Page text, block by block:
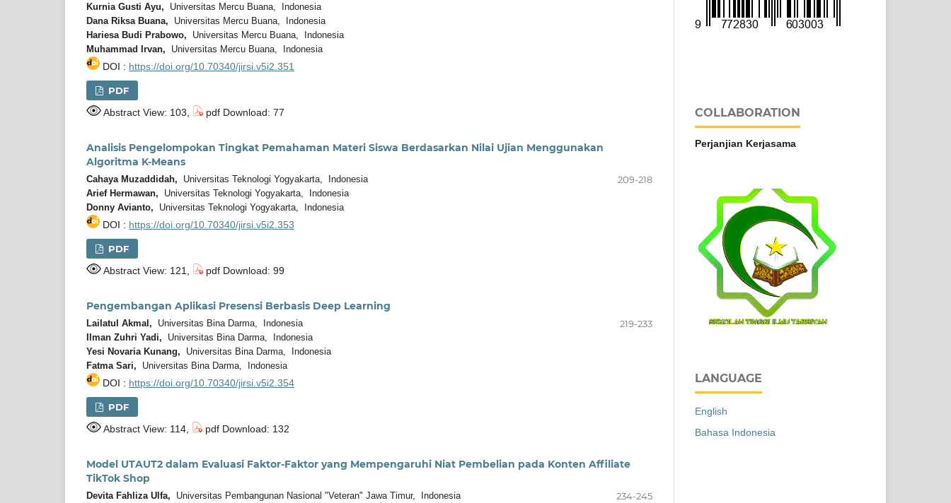
Kurnia Gusti Ayu, Universitas Mercu Buana, Indonesia
Dana Riksa Buana, Universitas Mercu Buana, Indonesia
Hariesa Budi Prabowo, Universitas Mercu Buana, Indonesia
Muhammad Irvan, Universitas Mercu Buana, Indonesia
DOI : https://doi.org/10.70340/jirsi.v5i2.351
PDF
Abstract View: 103,
pdf Download: 77
Analisis Pengelompokan Tingkat Pemahaman Materi Siswa Berdasarkan Nilai Ujian Menggunakan
Algoritma K-Means
Cahaya Muzaddidah, Universitas Teknologi Yogyakarta, Indonesia
Arief Hermawan, Universitas Teknologi Yogyakarta, Indonesia
Donny Avianto, Universitas Teknologi Yogyakarta, Indonesia
209-218
DOI : https://doi.org/10.70340/jirsi.v5i2.353
PDF
Abstract View: 121,
pdf Download: 99
Pengembangan Aplikasi Presensi Berbasis Deep Learning
Lailatul Akmal, Universitas Bina Darma, Indonesia
Ilman Zuhri Yadi, Universitas Bina Darma, Indonesia
Yesi Novaria Kunang, Universitas Bina Darma, Indonesia
Fatma Sari, Universitas Bina Darma, Indonesia
219-233
DOI : https://doi.org/10.70340/jirsi.v5i2.354
PDF
Abstract View: 114,
pdf Download: 132
Model UTAUT2 dalam Evaluasi Faktor-Faktor yang Mempengaruhi Niat Pembelian pada Konten Affiliate
TikTok Shop
Devita Fahliza Ulfa, Universitas Pembangunan Nasional "Veteran" Jawa Timur, Indonesia
234-245
COLLABORATION
Perjanjian Kerjasama
LANGUAGE
English
Bahasa Indonesia